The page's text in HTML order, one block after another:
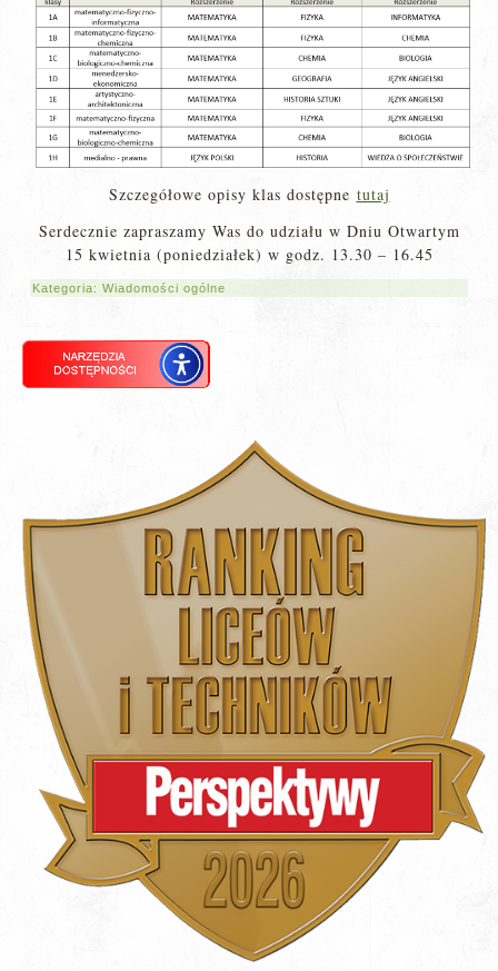
Szczegółowe opisy klas dostępne tutaj
Serdecznie zapraszamy Was do udziału w Dniu Otwartym
15 kwietnia (poniedziałek) w godz. 13.30 – 16.45
Kategoria:Wiadomości ogólne